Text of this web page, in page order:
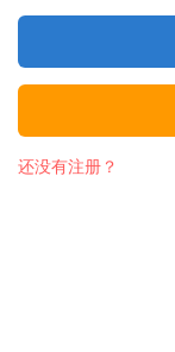
还没有注册？